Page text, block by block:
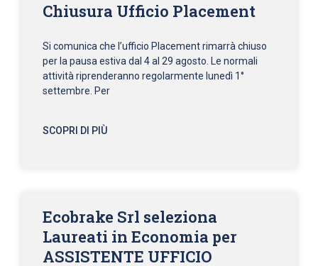
Chiusura Ufficio Placement
Si comunica che l’ufficio Placement rimarrà chiuso
per la pausa estiva dal 4 al 29 agosto. Le normali
attività riprenderanno regolarmente lunedì 1°
settembre. Per
SCOPRI DI PIÙ
Ecobrake Srl seleziona
Laureati in Economia per
ASSISTENTE UFFICIO